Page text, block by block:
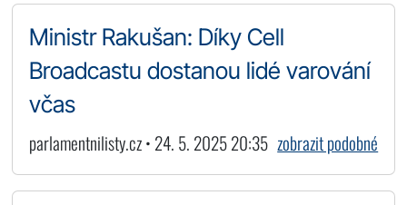
Ministr Rakušan: Díky Cell
Broadcastu dostanou lidé varování
včas
parlamentnilisty.cz • 24. 5. 2025 20:35 zobrazit podobné